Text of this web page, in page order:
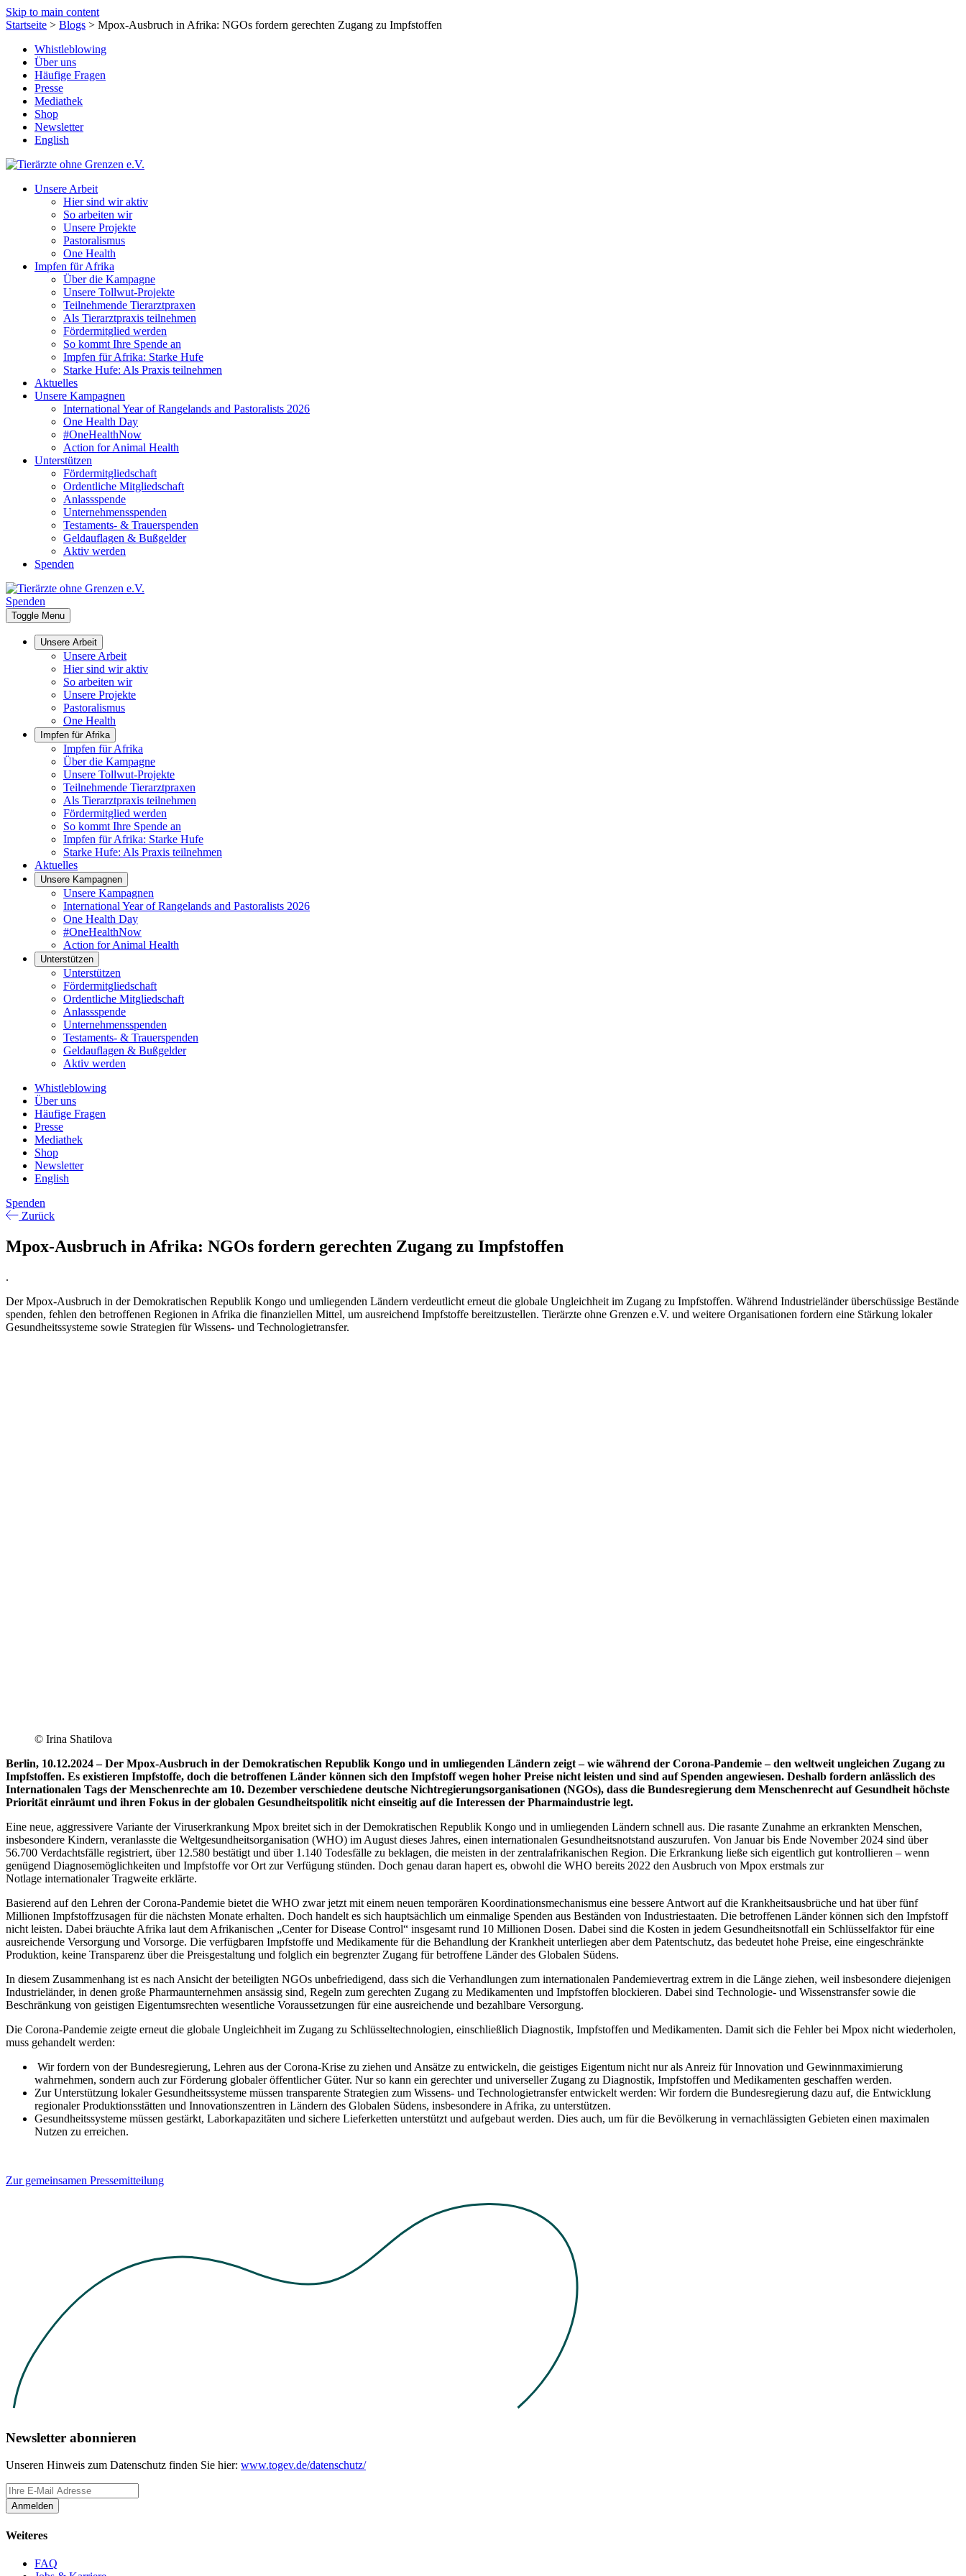
Skip to main content
Startseite > Blogs > Mpox-Ausbruch in Afrika: NGOs fordern gerechten Zugang zu Impfstoffen
Whistleblowing
Über uns
Häufige Fragen
Presse
Mediathek
Shop
Newsletter
English
Unsere Arbeit
Hier sind wir aktiv
So arbeiten wir
Unsere Projekte
Pastoralismus
One Health
Impfen für Afrika
Über die Kampagne
Unsere Tollwut-Projekte
Teilnehmende Tierarztpraxen
Als Tierarztpraxis teilnehmen
Fördermitglied werden
So kommt Ihre Spende an
Impfen für Afrika: Starke Hufe
Starke Hufe: Als Praxis teilnehmen
Aktuelles
Unsere Kampagnen
International Year of Rangelands and Pastoralists 2026
One Health Day
#OneHealthNow
Action for Animal Health
Unterstützen
Fördermitgliedschaft
Ordentliche Mitgliedschaft
Anlassspende
Unternehmensspenden
Testaments- & Trauerspenden
Geldauflagen & Bußgelder
Aktiv werden
Spenden
Spenden
Toggle Menu
Unsere Arbeit
Unsere Arbeit
Hier sind wir aktiv
So arbeiten wir
Unsere Projekte
Pastoralismus
One Health
Impfen für Afrika
Impfen für Afrika
Über die Kampagne
Unsere Tollwut-Projekte
Teilnehmende Tierarztpraxen
Als Tierarztpraxis teilnehmen
Fördermitglied werden
So kommt Ihre Spende an
Impfen für Afrika: Starke Hufe
Starke Hufe: Als Praxis teilnehmen
Aktuelles
Unsere Kampagnen
Unsere Kampagnen
International Year of Rangelands and Pastoralists 2026
One Health Day
#OneHealthNow
Action for Animal Health
Unterstützen
Unterstützen
Fördermitgliedschaft
Ordentliche Mitgliedschaft
Anlassspende
Unternehmensspenden
Testaments- & Trauerspenden
Geldauflagen & Bußgelder
Aktiv werden
Whistleblowing
Über uns
Häufige Fragen
Presse
Mediathek
Shop
Newsletter
English
Spenden
Zurück
Mpox-Ausbruch in Afrika: NGOs fordern gerechten Zugang zu Impfstoffen
.
Der Mpox-Ausbruch in der Demokratischen Republik Kongo und umliegenden Ländern verdeutlicht erneut die globale Ungleichheit im Zugang zu Impfstoffen. Während Industrieländer überschüssige Bestände
spenden, fehlen den betroffenen Regionen in Afrika die finanziellen Mittel, um ausreichend Impfstoffe bereitzustellen. Tierärzte ohne Grenzen e.V. und weitere Organisationen fordern eine Stärkung lokaler
Gesundheitssysteme sowie Strategien für Wissens- und Technologietransfer.
© Irina Shatilova
Berlin, 10.12.2024 – Der Mpox-Ausbruch in der Demokratischen Republik Kongo und in umliegenden Ländern zeigt – wie während der Corona-Pandemie – den weltweit ungleichen Zugang zu
Impfstoffen. Es existieren Impfstoffe, doch die betroffenen Länder können sich den Impfstoff wegen hoher Preise nicht leisten und sind auf Spenden angewiesen. Deshalb fordern anlässlich des
Internationalen Tags der Menschenrechte am 10. Dezember verschiedene deutsche Nichtregierungsorganisationen (NGOs), dass die Bundesregierung dem Menschenrecht auf Gesundheit höchste
Priorität einräumt und ihren Fokus in der globalen Gesundheitspolitik nicht einseitig auf die Interessen der Pharmaindustrie legt.
Eine neue, aggressivere Variante der Viruserkrankung Mpox breitet sich in der Demokratischen Republik Kongo und in umliegenden Ländern schnell aus. Die rasante Zunahme an erkrankten Menschen,
insbesondere Kindern, veranlasste die Weltgesundheitsorganisation (WHO) im August dieses Jahres, einen internationalen Gesundheitsnotstand auszurufen. Von Januar bis Ende November 2024 sind über
56.700 Verdachtsfälle registriert, über 12.580 bestätigt und über 1.140 Todesfälle zu beklagen, die meisten in der zentralafrikanischen Region. Die Erkrankung ließe sich eigentlich gut kontrollieren – wenn
genügend Diagnosemöglichkeiten und Impfstoffe vor Ort zur Verfügung stünden. Doch genau daran hapert es, obwohl die WHO bereits 2022 den Ausbruch von Mpox erstmals zur
Notlage internationaler Tragweite erklärte.
Basierend auf den Lehren der Corona-Pandemie bietet die WHO zwar jetzt mit einem neuen temporären Koordinationsmechanismus eine bessere Antwort auf die Krankheitsausbrüche und hat über fünf
Millionen Impfstoffzusagen für die nächsten Monate erhalten. Doch handelt es sich hauptsächlich um einmalige Spenden aus Beständen von Industriestaaten. Die betroffenen Länder können sich den Impfstoff
nicht leisten. Dabei bräuchte Afrika laut dem Afrikanischen „Center for Disease Control“ insgesamt rund 10 Millionen Dosen. Dabei sind die Kosten in jedem Gesundheitsnotfall ein Schlüsselfaktor für eine
ausreichende Versorgung und Vorsorge. Die verfügbaren Impfstoffe und Medikamente für die Behandlung der Krankheit unterliegen aber dem Patentschutz, das bedeutet hohe Preise, eine eingeschränkte
Produktion, keine Transparenz über die Preisgestaltung und folglich ein begrenzter Zugang für betroffene Länder des Globalen Südens.
In diesem Zusammenhang ist es nach Ansicht der beteiligten NGOs unbefriedigend, dass sich die Verhandlungen zum internationalen Pandemievertrag extrem in die Länge ziehen, weil insbesondere diejenigen
Industrieländer, in denen große Pharmaunternehmen ansässig sind, Regeln zum gerechten Zugang zu Medikamenten und Impfstoffen blockieren. Dabei sind Technologie- und Wissenstransfer sowie die
Beschränkung von geistigen Eigentumsrechten wesentliche Voraussetzungen für eine ausreichende und bezahlbare Versorgung.
Die Corona-Pandemie zeigte erneut die globale Ungleichheit im Zugang zu Schlüsseltechnologien, einschließlich Diagnostik, Impfstoffen und Medikamenten. Damit sich die Fehler bei Mpox nicht wiederholen,
muss gehandelt werden:
Wir fordern von der Bundesregierung, Lehren aus der Corona-Krise zu ziehen und Ansätze zu entwickeln, die geistiges Eigentum nicht nur als Anreiz für Innovation und Gewinnmaximierung
wahrnehmen, sondern auch zur Förderung globaler öffentlicher Güter. Nur so kann ein gerechter und universeller Zugang zu Diagnostik, Impfstoffen und Medikamenten geschaffen werden.
Zur Unterstützung lokaler Gesundheitssysteme müssen transparente Strategien zum Wissens- und Technologietransfer entwickelt werden: Wir fordern die Bundesregierung dazu auf, die Entwicklung
regionaler Produktionsstätten und Innovationszentren in Ländern des Globalen Südens, insbesondere in Afrika, zu unterstützen.
Gesundheitssysteme müssen gestärkt, Laborkapazitäten und sichere Lieferketten unterstützt und aufgebaut werden. Dies auch, um für die Bevölkerung in vernachlässigten Gebieten einen maximalen
Nutzen zu erreichen.
Zur gemeinsamen Pressemitteilung
Newsletter abonnieren
Unseren Hinweis zum Datenschutz finden Sie hier: www.togev.de/datenschutz/
Anmelden
Weiteres
FAQ